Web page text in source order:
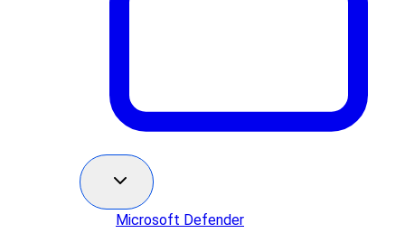
Microsoft Defender